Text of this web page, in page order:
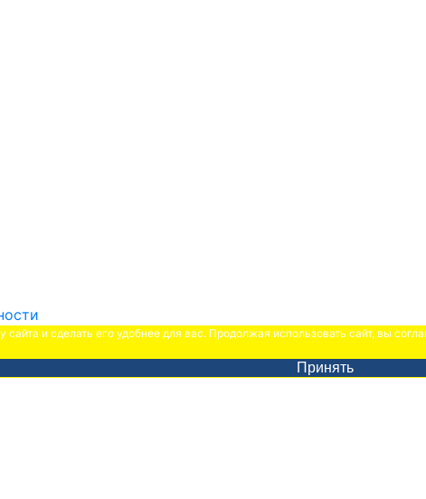
и сделать его удобнее для вас. Продолжая использовать сайт, вы
Принять